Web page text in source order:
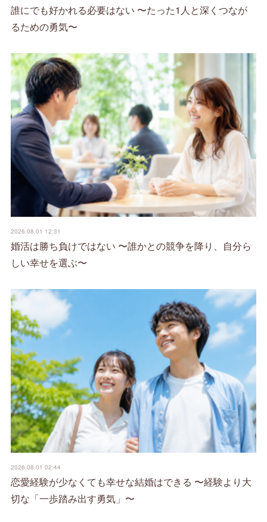
誰にでも好かれる必要はない 〜たった1人と深くつなが
るための勇気〜
2026.08.01 12:31
婚活は勝ち負けではない 〜誰かとの競争を降り、自分ら
しい幸せを選ぶ〜
2026.08.01 02:44
恋愛経験が少なくても幸せな結婚はできる 〜経験より大
切な「一歩踏み出す勇気」〜